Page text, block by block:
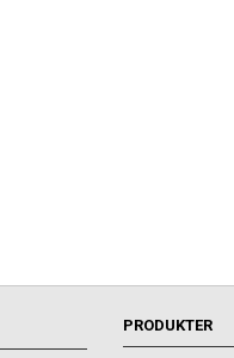
PRODUKTER